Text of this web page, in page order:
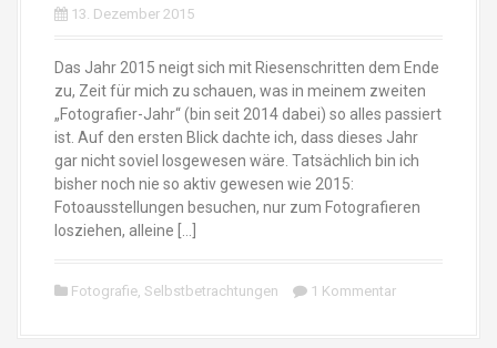
13. Dezember 2015
Das Jahr 2015 neigt sich mit Riesenschritten dem Ende
zu, Zeit für mich zu schauen, was in meinem zweiten
„Fotografier-Jahr“ (bin seit 2014 dabei) so alles passiert
ist. Auf den ersten Blick dachte ich, dass dieses Jahr
gar nicht soviel losgewesen wäre. Tatsächlich bin ich
bisher noch nie so aktiv gewesen wie 2015:
Fotoausstellungen besuchen, nur zum Fotografieren
losziehen, alleine […]
Fotografie Selbstbetrachtungen 1 Kommentar